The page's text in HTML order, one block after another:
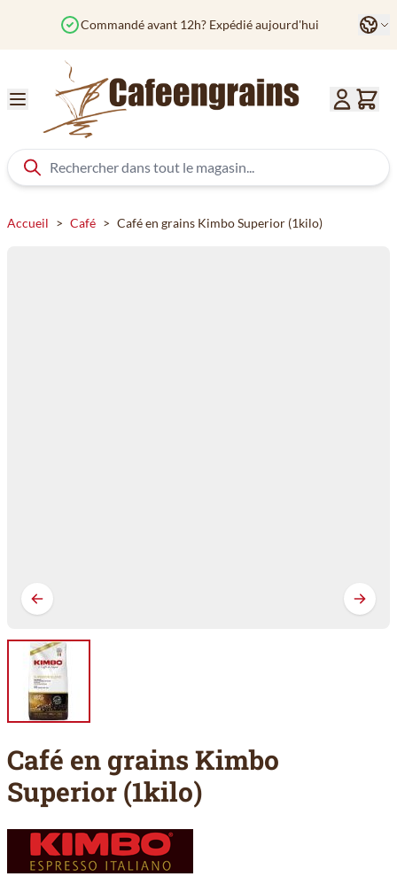
Commandé avant 12h? Expédié aujourd'hui
Accueil > Café > Café en grains Kimbo Superior (1kilo)
Café en grains Kimbo
Superior (1kilo)